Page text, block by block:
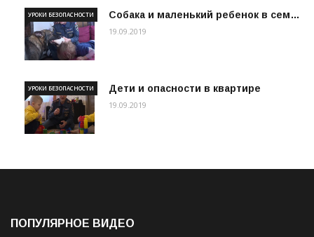
Собака и маленький ребенок в сем…
УРОКИ БЕЗОПАСНОСТИ
19.09.2019
Дети и опасности в квартире
УРОКИ БЕЗОПАСНОСТИ
19.09.2019
ПОПУЛЯРНОЕ ВИДЕО